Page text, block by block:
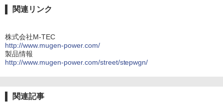
関連リンク
株式会社M-TEC
http://www.mugen-power.com/
製品情報
http://www.mugen-power.com/street/stepwgn/
関連記事